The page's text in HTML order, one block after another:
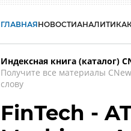
ГЛАВНАЯНОВОСТИАНАЛИТИКА
Индексная книга (каталог)
Получите все материалы
слову
FinTech -